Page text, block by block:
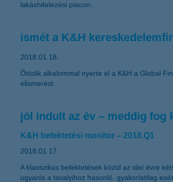
lakáshitelezési piacon.
ismét a K&H
2018.01.18.
Ötödik alkalommal nyerte el a K&H a Global
elismerést.
jól indult az év – meddig fog
K&H befektetési monitor – 2018.Q1
2018.01.17.
A klasszikus befektetések közül az idei évre
ugyanis a tavalyihoz hasonló, gyakorlatilag